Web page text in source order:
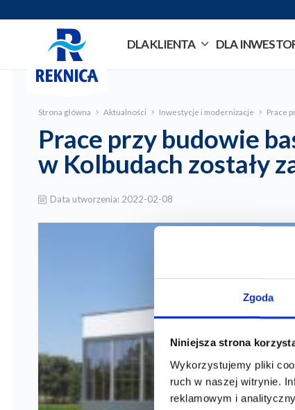
Zgoda
Niniejsza strona
Wykorzystujemy pliki
ruch w naszej witrynie.
reklamowym i
DLA KLIENTA DLA
Strona główna Aktualności Inwestycje i modernizacje Prace
Prace przy budowie
w Kolbudach zostały
Data utworzenia: 2022-02-08